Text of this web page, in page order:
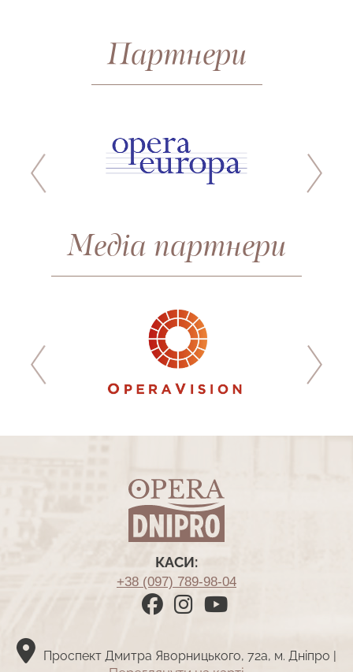
Партнери
Медіа партнери
КАСИ:
+38 (097) 789-98-04
Проспект Дмитра Яворницького, 72а, м. Дніпро |